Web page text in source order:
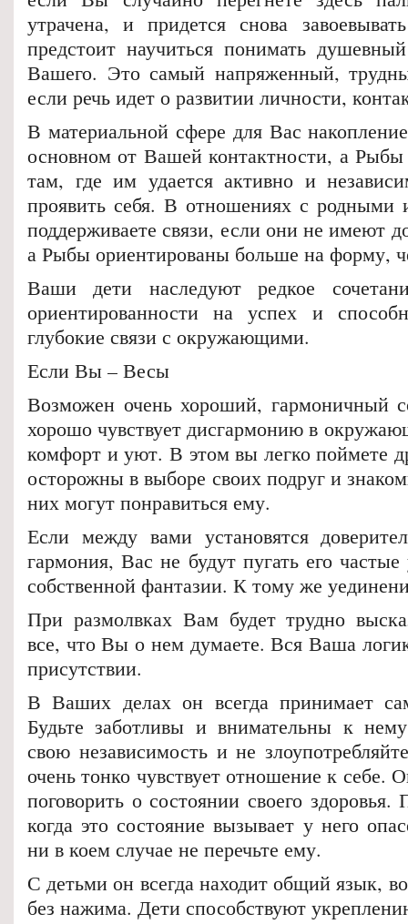
утрачена, и придется снова
предстоит научиться понимать
Вашего. Это самый напряженный,
если речь идет о развитии личности,
В материальной сфере для Вас
основном от Вашей контактности, а
там, где им удается активно и
проявить себя. В отношениях с
поддерживаете связи, если они не имеют
а Рыбы ориентированы больше на форму,
Ваши дети наследуют редкое
ориентированности на успех и
глубокие связи с окружающими.
Если Вы – Весы
Возможен очень хороший,
хорошо чувствует дисгармонию в
комфорт и уют. В этом вы легко поймете
осторожны в выборе своих подруг и
них могут понравиться ему.
Если между вами установятся
гармония, Вас не будут пугать его
собственной фантазии. К тому же
При размолвках Вам будет трудно
все, что Вы о нем думаете. Вся Ваша
присутствии.
В Ваших делах он всегда принимает
Будьте заботливы и внимательны к
свою независимость и не
очень тонко чувствует отношение к себе.
поговорить о состоянии своего здоровья.
когда это состояние вызывает у него
ни в коем случае не перечьте ему.
С детьми он всегда находит общий язык,
без нажима. Дети способствуют